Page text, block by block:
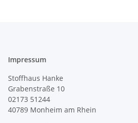
Impressum
Stoffhaus Hanke
Grabenstraße 10
02173 51244
40789 Monheim am Rhein